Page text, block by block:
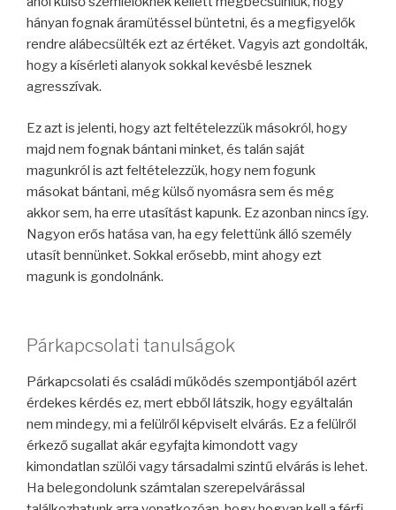
hányan fognak áramütéssel büntetni, és a megfigyelők
rendre alábecsülték ezt az értéket. Vagyis azt gondolták,
hogy a kísérleti alanyok sokkal kevésbé lesznek
agresszívak.
Ez azt is jelenti, hogy azt feltételezzük másokról, hogy
majd nem fognak bántani minket, és talán saját
magunkról is azt feltételezzük, hogy nem fogunk
másokat bántani, még külső nyomásra sem és még
akkor sem, ha erre utasítást kapunk. Ez azonban nincs így.
Nagyon erős hatása van, ha egy felettünk álló személy
utasít bennünket. Sokkal erősebb, mint ahogy ezt
magunk is gondolnánk.
Párkapcsolati tanulságok
Párkapcsolati és családi működés szempontjából azért
érdekes kérdés ez, mert ebből látszik, hogy egyáltalán
nem mindegy, mi a felülről képviselt elvárás. Ez a felülről
érkező sugallat akár egyfajta kimondott vagy
kimondatlan szülői vagy társadalmi szintű elvárás is lehet.
Ha belegondolunk számtalan szerepelvárással